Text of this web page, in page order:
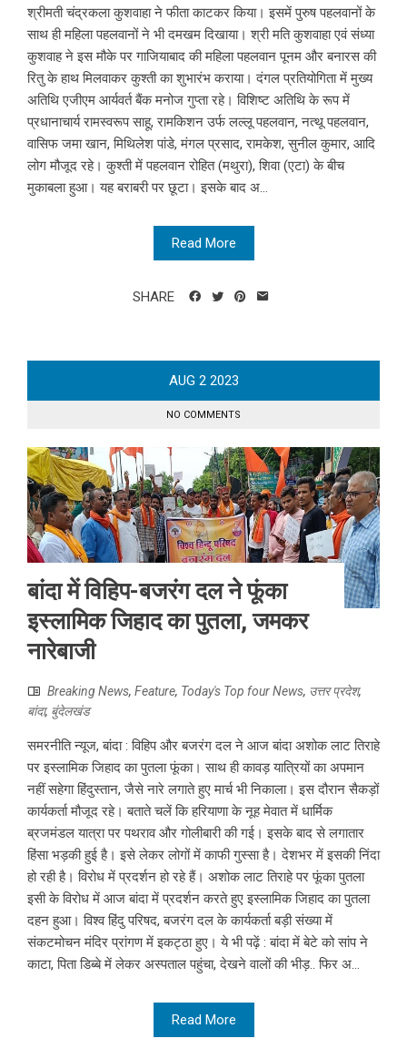
श्रीमती चंद्रकला कुशवाहा ने फीता काटकर किया। इसमें पुरुष पहलवानों के
साथ ही महिला पहलवानों ने भी दमखम दिखाया। श्री मति कुशवाहा एवं संध्या
कुशवाह ने इस मौके पर गाजियाबाद की महिला पहलवान पूनम और बनारस की
रितु के हाथ मिलवाकर कुश्ती का शुभारंभ कराया। दंगल प्रतियोगिता में मुख्य
अतिथि एजीएम आर्यवर्त बैंक मनोज गुप्ता रहे। विशिष्ट अतिथि के रूप में
प्रधानाचार्य रामस्वरूप साहू, रामकिशन उर्फ लल्लू पहलवान, नत्थू पहलवान,
वासिफ जमा खान, मिथिलेश पांडे, मंगल प्रसाद, रामकेश, सुनील कुमार, आदि
लोग मौजूद रहे। कुश्ती में पहलवान रोहित (मथुरा), शिवा (एटा) के बीच
मुकाबला हुआ। यह बराबरी पर छूटा। इसके बाद अ...
Read More
SHARE
AUG 2 2023
NO COMMENTS
बांदा में विहिप-बजरंग दल ने फूंका
इस्लामिक जिहाद का पुतला, जमकर
नारेबाजी
Breaking News, Feature, Today's Top four News, उत्तर प्रदेश,
बांदा, बुंदेलखंड
समरनीति न्यूज, बांदा : विहिप और बजरंग दल ने आज बांदा अशोक लाट तिराहे
पर इस्लामिक जिहाद का पुतला फूंका। साथ ही कावड़ यात्रियों का अपमान
नहीं सहेगा हिंदुस्तान, जैसे नारे लगाते हुए मार्च भी निकाला। इस दौरान सैकड़ों
कार्यकर्ता मौजूद रहे। बताते चलें कि हरियाणा के नूह मेवात में धार्मिक
ब्रजमंडल यात्रा पर पथराव और गोलीबारी की गई। इसके बाद से लगातार
हिंसा भड़की हुई है। इसे लेकर लोगों में काफी गुस्सा है। देशभर में इसकी निंदा
हो रही है। विरोध में प्रदर्शन हो रहे हैं। अशोक लाट तिराहे पर फूंका पुतला
इसी के विरोध में आज बांदा में प्रदर्शन करते हुए इस्लामिक जिहाद का पुतला
दहन हुआ। विश्व हिंदु परिषद, बजरंग दल के कार्यकर्ता बड़ी संख्या में
संकटमोचन मंदिर प्रांगण में इकट्ठा हुए। ये भी पढ़ें : बांदा में बेटे को सांप ने
काटा, पिता डिब्बे में लेकर अस्पताल पहुंचा, देखने वालों की भीड़.. फिर अ...
Read More